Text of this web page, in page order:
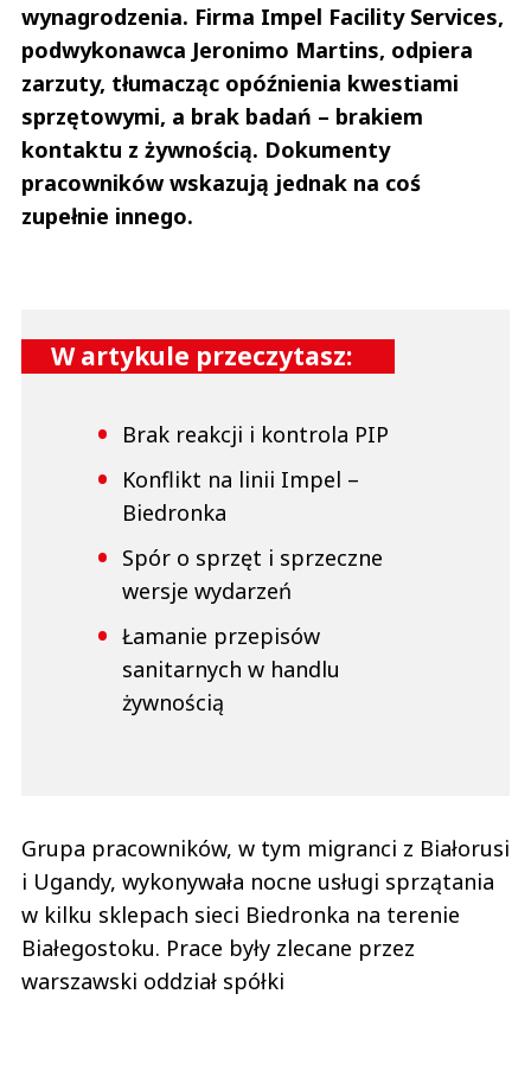
wynagrodzenia. Firma Impel Facility Services,
podwykonawca Jeronimo Martins, odpiera
zarzuty, tłumacząc opóźnienia kwestiami
sprzętowymi, a brak badań – brakiem
kontaktu z żywnością. Dokumenty
pracowników wskazują jednak na coś
zupełnie innego.
W artykule przeczytasz:
Brak reakcji i kontrola PIP
Konflikt na linii Impel –
Biedronka
Spór o sprzęt i sprzeczne
wersje wydarzeń
Łamanie przepisów
sanitarnych w handlu
żywnością
Grupa pracowników, w tym migranci z Białorusi
i Ugandy, wykonywała nocne usługi sprzątania
w kilku sklepach sieci Biedronka na terenie
Białegostoku. Prace były zlecane przez
warszawski oddział spółki